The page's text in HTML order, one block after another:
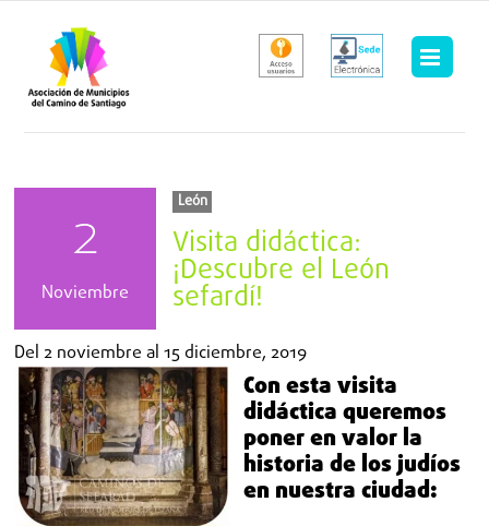
contenido
2
Noviembre
León
Visita didáctica:
¡Descubre el León
sefardí!
Del2 noviembre al15 diciembre, 2019
Con esta visita
didáctica queremos
poner en valor la
historia de los judíos
en nuestra ciudad: